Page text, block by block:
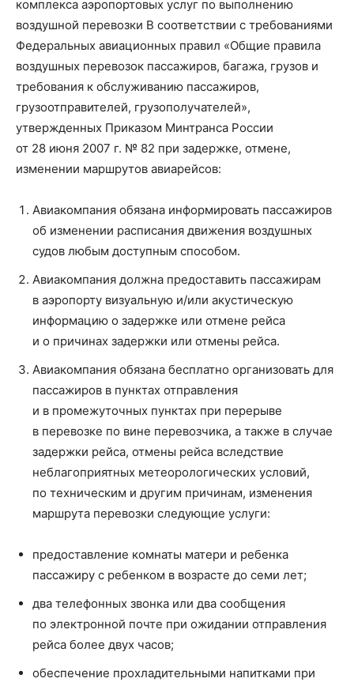
комплекса аэропортовых услуг по выполнению
воздушной перевозки В соответствии с требованиями
Федеральных авиационных правил «Общие правила
воздушных перевозок пассажиров, багажа, грузов и
требования к обслуживанию пассажиров,
грузоотправителей, грузополучателей»,
утвержденных Приказом Минтранса России
от 28 июня 2007 г. № 82 при задержке, отмене,
изменении маршрутов авиарейсов:
Авиакомпания обязана информировать пассажиров
об изменении расписания движения воздушных
судов любым доступным способом.
Авиакомпания должна предоставить пассажирам
в аэропорту визуальную и/или акустическую
информацию о задержке или отмене рейса
и о причинах задержки или отмены рейса.
Авиакомпания обязана бесплатно организовать для
пассажиров в пунктах отправления
и в промежуточных пунктах при перерыве
в перевозке по вине перевозчика, а также в случае
задержки рейса, отмены рейса вследствие
неблагоприятных метеорологических условий,
по техническим и другим причинам, изменения
маршрута перевозки следующие услуги:
предоставление комнаты матери и ребенка
пассажиру с ребенком в возрасте до семи лет;
два телефонных звонка или два сообщения
по электронной почте при ожидании отправления
рейса более двух часов;
обеспечение прохладительными напитками при